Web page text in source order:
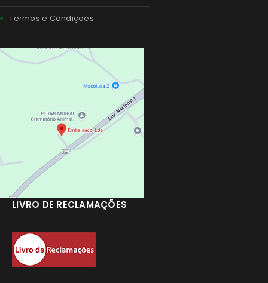
Termos e Condições
LIVRO DE RECLAMAÇÕES